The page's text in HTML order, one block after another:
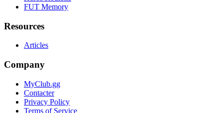
FUT Memory
Resources
Articles
Company
MyClub.gg
Contacter
Privacy Policy
Terms of Service